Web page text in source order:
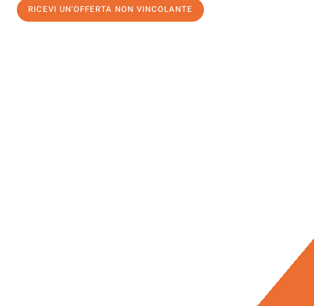
RICEVI UN'OFFERTA NON VINCOLANTE